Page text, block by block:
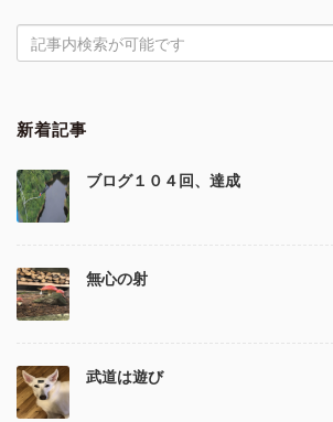
新着記事
ブログ１０４回、達成
無心の射
武道は遊び